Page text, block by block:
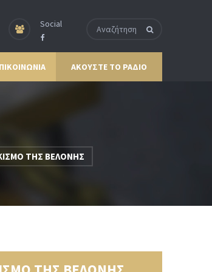
Social
ΑΚΟΥΣΤΕ ΤΟ ΡΑΔΙΟ
ΤΗΣ ΒΕΛΟΝΗΣ